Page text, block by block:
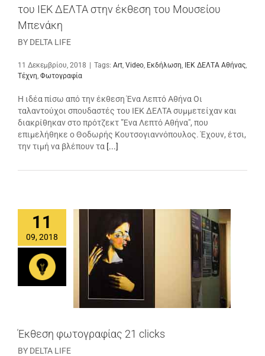
του ΙΕΚ ΔΕΛΤΑ στην έκθεση του Μουσείου
Μπενάκη
BY DELTA LIFE
11 Δεκεμβρίου, 2018 | Tags: Art Video Εκδήλωση ΙΕΚ ΔΕΛΤΑ Αθήνας
Τέχνη Φωτογραφία
Η ιδέα πίσω από την έκθεση Ένα Λεπτό Αθήνα Οι
ταλαντούχοι σπουδαστές του ΙΕΚ ΔΕΛΤΑ συμμετείχαν και
διακρίθηκαν στο πρότζεκτ "Ένα Λεπτό Αθήνα", που
επιμελήθηκε ο Θοδωρής Κουτσογιαννόπουλος. Έχουν, έτσι,
την τιμή να βλέπουν τα [...]
11
09, 2018
Έκθεση φωτογραφίας 21 clicks
BY DELTA LIFE